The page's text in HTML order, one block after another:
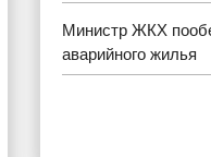
Министр ЖКХ
аварийного жилья